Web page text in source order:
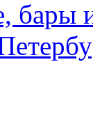
бары